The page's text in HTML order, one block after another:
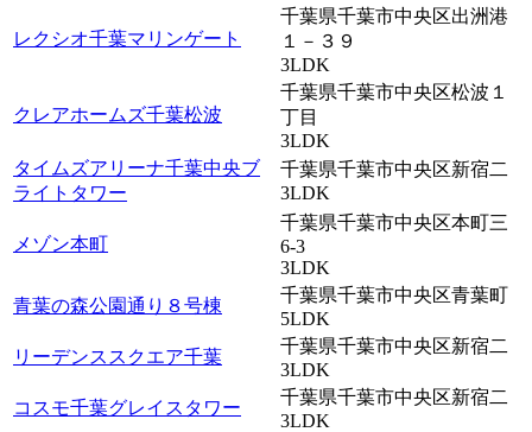
レクシオ千葉マリンゲート
千葉県千葉市中央区出洲港
１－３９
3LDK
クレアホームズ千葉松波
千葉県千葉市中央区松波１
丁目
3LDK
タイムズアリーナ千葉中央ブ
ライトタワー
千葉県千葉市中央区新宿二
3LDK
メゾン本町
千葉県千葉市中央区本町三
6-3
3LDK
青葉の森公園通り８号棟
千葉県千葉市中央区青葉町
5LDK
リーデンススクエア千葉
千葉県千葉市中央区新宿二
3LDK
コスモ千葉グレイスタワー
千葉県千葉市中央区新宿二
3LDK